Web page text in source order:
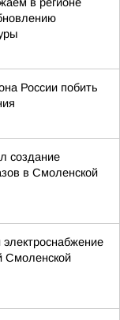
России побить
создание
в Смоленской
электроснабжение
Смоленской